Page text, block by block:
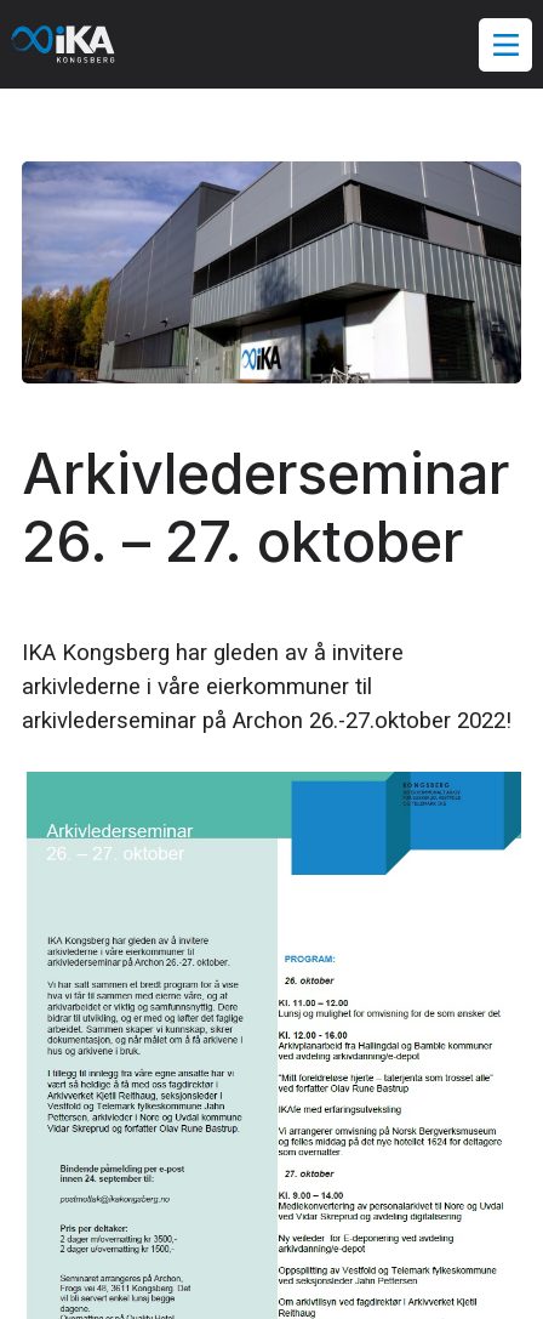
Hopp
til
Arkivlederseminar
26. – 27. oktober
IKA Kongsberg har gleden av å invitere
arkivlederne i våre eierkommuner til
arkivlederseminar på Archon 26.-27.oktober 2022!